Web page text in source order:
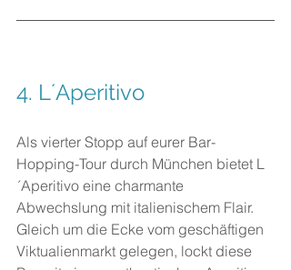
4. L´Aperitivo
Als vierter Stopp auf eurer Bar-
Hopping-Tour durch München bietet L
´Aperitivo eine charmante
Abwechslung mit italienischem Flair.
Gleich um die Ecke vom geschäftigen
Viktualienmarkt gelegen, lockt diese